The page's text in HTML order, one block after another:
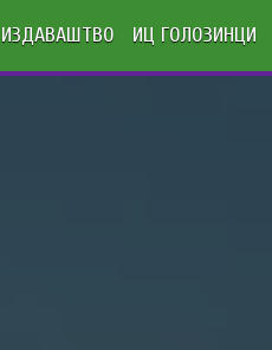
ИЗДАВАШТВО ИЦ ГОЛОЗИНЦИ